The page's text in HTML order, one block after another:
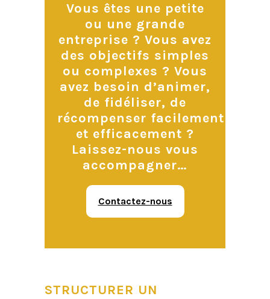
Vous êtes une petite
ou une grande
entreprise ? Vous avez
des objectifs simples
ou complexes ? Vous
avez besoin d’animer,
de fidéliser, de
récompenser facilement
et efficacement ?
Laissez-nous vous
accompagner…
Contactez-nous
STRUCTURER UN